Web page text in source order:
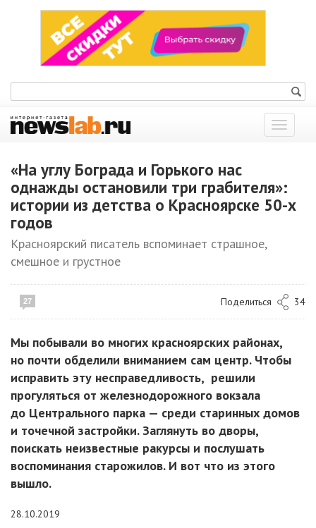
Показать
меню
«На углу Бограда и Горького нас
однажды остановили три грабителя»:
истории из детства о Красноярске 50-х
годов
Красноярский писатель вспоминает страшное,
смешное и грустное
27 Поделиться 34
Мы побывали во многих красноярских районах,
но почти обделили вниманием сам центр. Чтобы
исправить эту несправедливость, решили
прогуляться от железнодорожного вокзала
до Центрального парка — среди старинных домов
и точечной застройки. Заглянуть во дворы,
поискать неизвестные ракурсы и послушать
воспоминания старожилов. И вот что из этого
вышло.
28.10.2019